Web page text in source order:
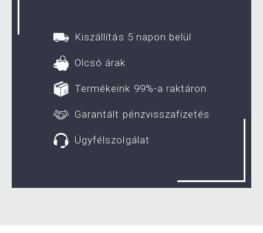
Kiszállítás 5 napon belül
Olcsó árak
Termékeink 99%-a raktáron
Garantált pénzvisszafizetés
Ügyfélszolgálat